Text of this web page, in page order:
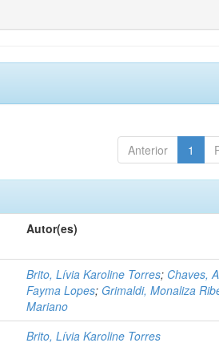
Anterior 1
Autor(es)
Brito, Lívia Karoline Torres; Chaves,
Fayma Lopes; Grimaldi, Monaliza
Mariano
Brito, Lívia Karoline Torres